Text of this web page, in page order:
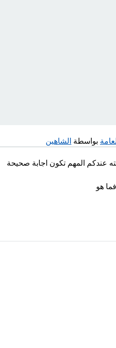
بواسطة الشاهين
عندكم المهم تكون اجابة صحيحة
هو